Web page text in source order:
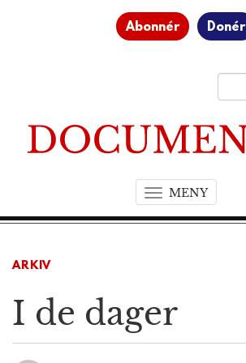
Abonnér Donér
MENYT
o
ARKIV
I de dager